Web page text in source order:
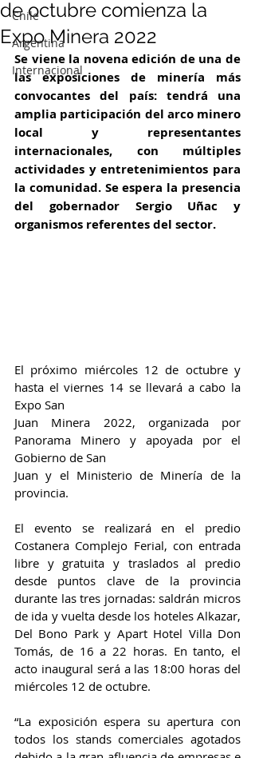
Chile
Argentina
Internacional
de octubre comienza la
Expo Minera 2022
Se viene la novena edición de una de
las exposiciones de minería más
convocantes del país: tendrá una
amplia participación del arco minero
local y representantes
internacionales, con múltiples
actividades y entretenimientos para
la comunidad. Se espera la presencia
del gobernador Sergio Uñac y
organismos referentes del sector.
El próximo miércoles 12 de octubre y
hasta el viernes 14 se llevará a cabo la
Expo San
Juan Minera 2022, organizada por
Panorama Minero y apoyada por el
Gobierno de San
Juan y el Ministerio de Minería de la
provincia.
El evento se realizará en el predio
Costanera Complejo Ferial, con entrada
libre y gratuita y traslados al predio
desde puntos clave de la provincia
durante las tres jornadas: saldrán micros
de ida y vuelta desde los hoteles Alkazar,
Del Bono Park y Apart Hotel Villa Don
Tomás, de 16 a 22 horas. En tanto, el
acto inaugural será a las 18:00 horas del
miércoles 12 de octubre.
“La exposición espera su apertura con
todos los stands comerciales agotados